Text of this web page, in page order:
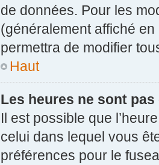
de données. Pour les
(généralement affiché
permettra de modifier
Haut
Les heures ne sont
Il est possible que
celui dans lequel vous
préférences pour le